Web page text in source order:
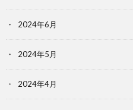
2024年6月
2024年5月
2024年4月